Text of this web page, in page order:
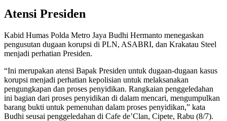
Atensi Presiden
Kabid Humas Polda Metro Jaya Budhi Hermanto menegaskan
pengusutan dugaan korupsi di PLN, ASABRI, dan Krakatau Steel
menjadi perhatian Presiden.
“Ini merupakan atensi Bapak Presiden untuk dugaan-dugaan kasus
korupsi menjadi perhatian kepolisian untuk melaksanakan
pengungkapan dan proses penyidikan. Rangkaian penggeledahan
ini bagian dari proses penyidikan di dalam mencari, mengumpulkan
barang bukti untuk pemenuhan dalam proses penyidikan,” kata
Budhi seusai penggeledahan di Cafe de’Clan, Cipete, Rabu (8/7).